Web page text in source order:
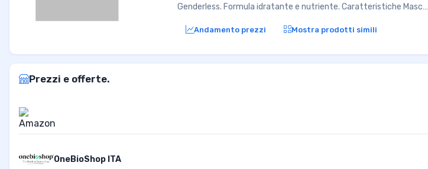
Genderless. Formula idratante e nutriente. Caratteristiche Masc…
Andamento prezzi Mostra prodotti simili
Prezzi e offerte.
OneBioShop ITA